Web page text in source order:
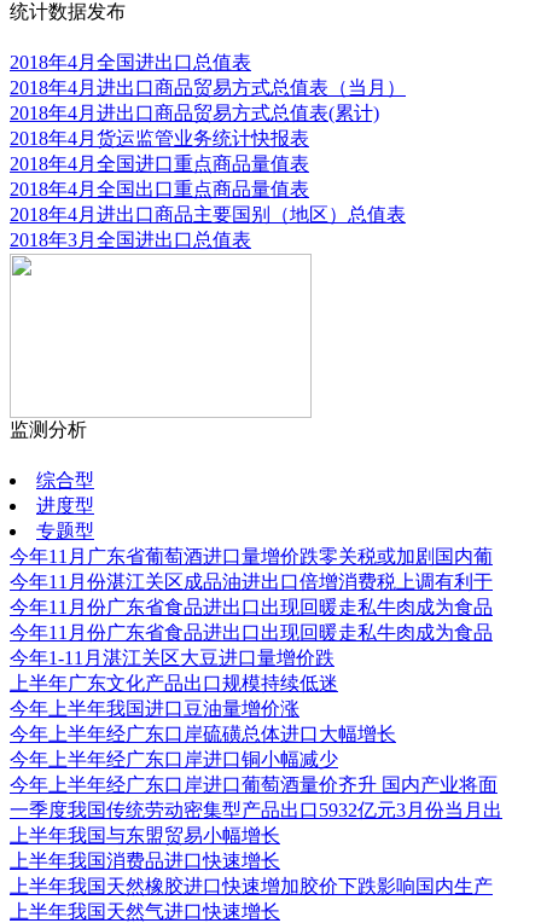
统计数据发布
2018年4月全国进出口总值表
2018年4月进出口商品贸易方式总值表（当月）
2018年4月进出口商品贸易方式总值表(累计)
2018年4月货运监管业务统计快报表
2018年4月全国进口重点商品量值表
2018年4月全国出口重点商品量值表
2018年4月进出口商品主要国别（地区）总值表
2018年3月全国进出口总值表
监测分析
综合型
进度型
专题型
今年11月广东省葡萄酒进口量增价跌零关税或加剧国内葡
今年11月份湛江关区成品油进出口倍增消费税上调有利于
今年11月份广东省食品进出口出现回暖走私牛肉成为食品
今年11月份广东省食品进出口出现回暖走私牛肉成为食品
今年1-11月湛江关区大豆进口量增价跌
上半年广东文化产品出口规模持续低迷
今年上半年我国进口豆油量增价涨
今年上半年经广东口岸硫磺总体进口大幅增长
今年上半年经广东口岸进口铜小幅减少
今年上半年经广东口岸进口葡萄酒量价齐升 国内产业将面
一季度我国传统劳动密集型产品出口5932亿元3月份当月出
上半年我国与东盟贸易小幅增长
上半年我国消费品进口快速增长
上半年我国天然橡胶进口快速增加胶价下跌影响国内生产
上半年我国天然气进口快速增长